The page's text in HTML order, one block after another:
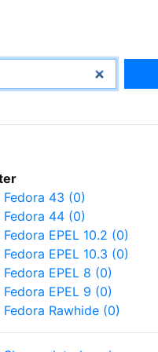
Fedora 43 (0)
Fedora 44 (0)
Fedora EPEL 10.2 (0)
Fedora EPEL 10.3 (0)
Fedora EPEL 8 (0)
Fedora EPEL 9 (0)
Fedora Rawhide (0)